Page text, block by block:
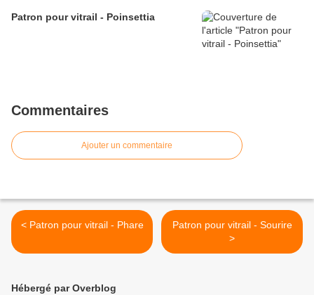
Patron pour vitrail - Poinsettia
Commentaires
Ajouter un commentaire
< Patron pour vitrail - Phare
Patron pour vitrail - Sourire
>
Hébergé par Overblog